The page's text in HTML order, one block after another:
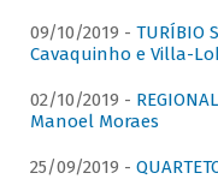
09/10/2019 - TURÍBIO
Cavaquinho e Villa-
02/10/2019 -
Manoel Moraes
25/09/2019 -